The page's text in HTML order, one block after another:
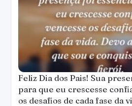
Feliz Dia dos Pais! Sua
para que eu crescesse
os desafios de cada fase da